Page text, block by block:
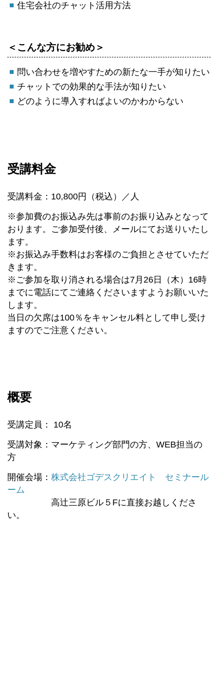
住宅会社のチャット活用方法
＜こんな方にお勧め＞
問い合わせを増やすための新たな一手が知りたい
チャットでの効果的な手法が知りたい
どのように導入すればよいのかわからない
受講料金
受講料金：10,800円（税込）／人
※参加費のお振込み先は事前のお振り込みとなって
おります。ご参加受付後、メールにてお送りいたし
ます。
※お振込み手数料はお客様のご負担とさせていただ
きます。
※ご参加を取り消される場合は7月26日（木）16時
までに電話にてご連絡くださいますようお願いいた
します。
当日の欠席は100％をキャンセル料として申し受け
ますのでご注意ください。
概要
受講定員： 10名
受講対象：マーケティング部門の方、WEB担当の
方
開催会場： 株式会社ゴデスクリエイト セミナール
ーム
高辻三原ビル５Fに直接お越しくださ
い。